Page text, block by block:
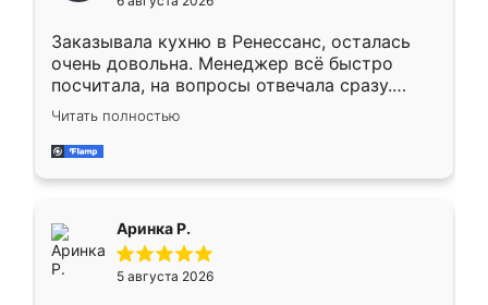
мебели буду заказывать только здесь.
Заказывала кухню в Ренессанс, осталась
очень довольна. Менеджер всё быстро
посчитала, на вопросы отвечала сразу.
Замерщик приехал в субботу, подошёл к
делу со всей ответственностью. Собрали
за день, ребята работали аккуратно, даже
Читать полностью
Аринка Р.
5 августа 2026